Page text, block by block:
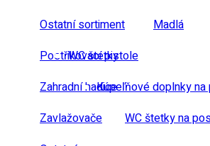
Ostatní sortiment
Postřikovací pistole
Zahradní hadice
Zavlažovače
Madlá
WC štetky
Kúpeľňové doplnky
WC štetky na